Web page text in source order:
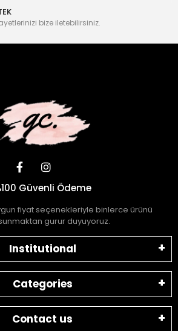
bize iletebilirsiniz.
Güvenli Ödeme
fiyat seçenekleriyle binlerce ürünü
gurur duyuyoruz.
Institutional
Categories
Contact us